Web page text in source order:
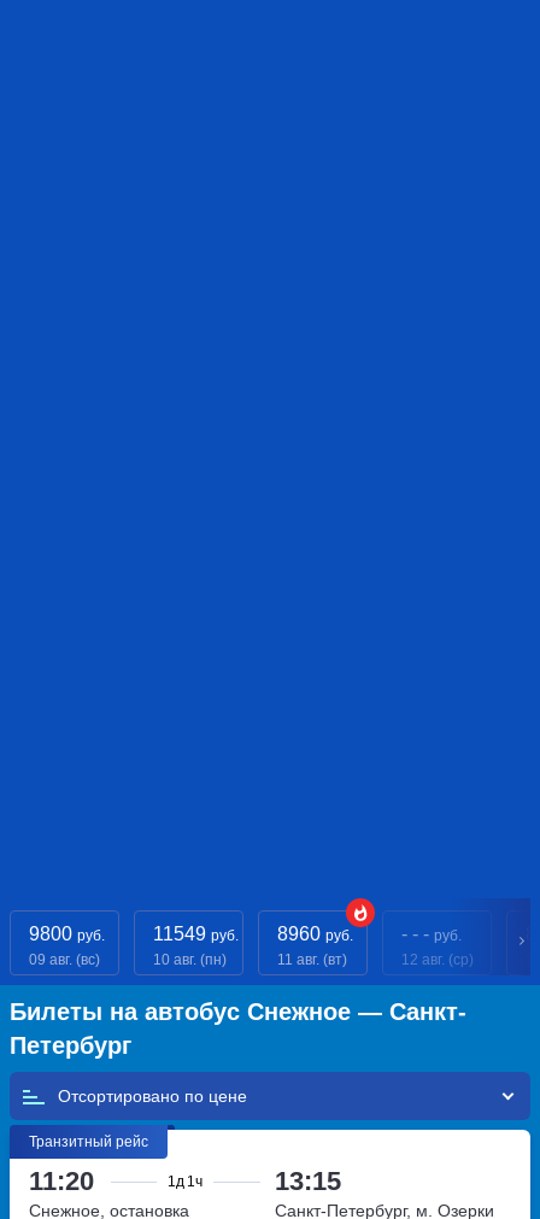
9800 руб.
09 авг. (вс)
11549 руб.
10 авг. (пн)
8960 руб.
11 авг. (вт)
- - - руб.
12 авг. (ср)
Билеты на автобус Снежное — Санкт-
Петербург
Отсортировано по
Транзитный рейс
11:20 1д 1ч 13:15
Снежное, остановка Санкт-Петербург, м. Озерки